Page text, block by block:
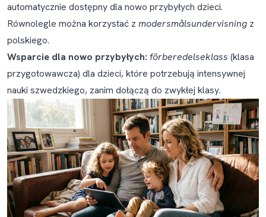
automatycznie dostępny dla nowo przybyłych dzieci.
Równolegle można korzystać z modersmålsundervisning z
polskiego.
Wsparcie dla nowo przybyłych: förberedelseklass (klasa
przygotowawcza) dla dzieci, które potrzebują intensywnej
nauki szwedzkiego, zanim dołączą do zwykłej klasy.